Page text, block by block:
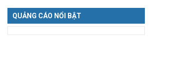
QUẢNG CÁO NỔI BẬT